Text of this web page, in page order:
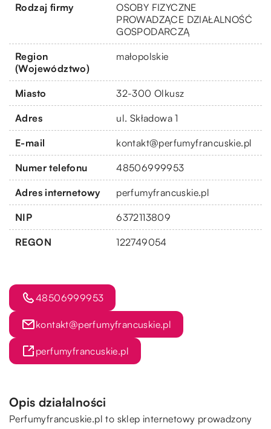
Rodzaj firmy
OSOBY FIZYCZNE
PROWADZĄCE DZIAŁALNOŚĆ
GOSPODARCZĄ
Region
(Województwo)
małopolskie
Miasto 32-300 Olkusz
Adres ul. Składowa 1
E-mail kontakt@perfumyfrancuskie.pl
Numer telefonu 48506999953
Adres internetowy perfumyfrancuskie.pl
NIP 6372113809
REGON 122749054
48506999953
kontakt@perfumyfrancuskie.pl
perfumyfrancuskie.pl
Opis działalności
Perfumyfrancuskie.pl to sklep internetowy prowadzony